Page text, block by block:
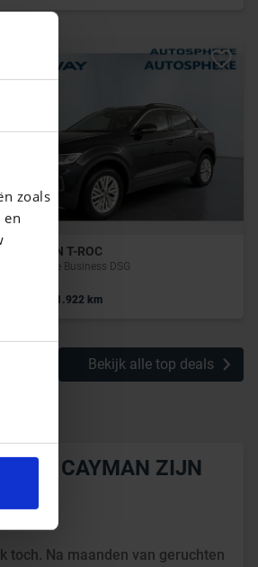
zoals
en
om
u
T-ROC
1.5 TSI Life Business DSG
81.922 km
Bekijk alle top deals
EN CAYMAN ZIJN
toch. Na maanden van geruchten